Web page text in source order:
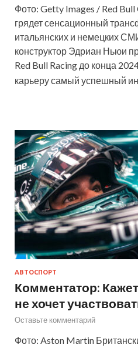
Фото: Getty Images / Red
грядет сенсационный
итальянских и немецких
конструктор Эдриан Ньюи
Red Bull Racing до конца
карьеру самый успешный
АВТОСПОРТ
Комментатор:
не хочет
Оставьте комментарий
Фото: Aston Martin